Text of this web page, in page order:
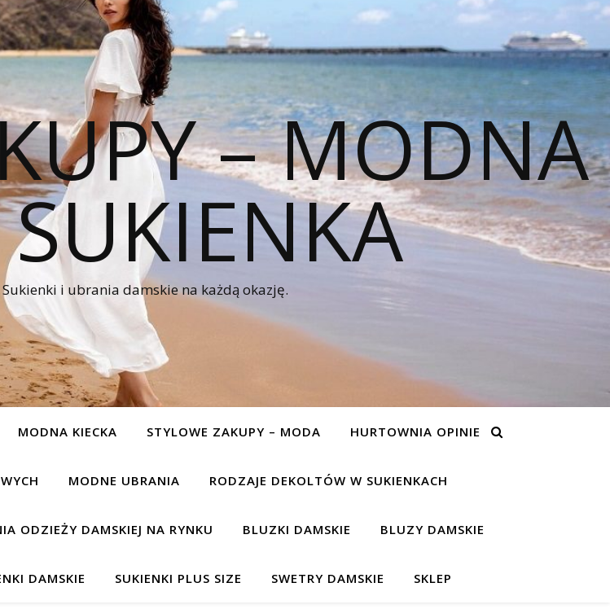
– MODNA
i ubrania damskie na każdą okazję.
MODNA KIECKA STYLOWE ZAKUPY – MODA HURTOWNIA OPINIE
MODNE UBRANIA RODZAJE DEKOLTÓW W SUKIENKACH
ODZIEŻY DAMSKIEJ NA RYNKU BLUZKI DAMSKIE BLUZY DAMSKIE
DAMSKIE SUKIENKI PLUS SIZE SWETRY DAMSKIE SKLEP